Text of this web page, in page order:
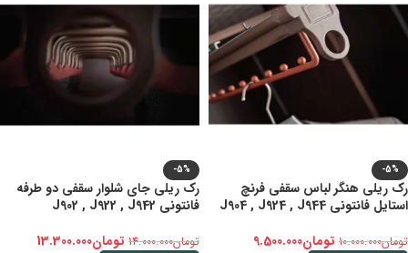
-5%
رک ریلی هنگر لباس سقفی فرنچ
استایل فانتونی J904 , J924 , J944
تومان10.000.000 تومان9.500.000
-5%
رک ریلی جای شلوار سقفی دو طرفه
فانتونی J902 , J922 , J942
تومان14.000.000 تومان13.300.000